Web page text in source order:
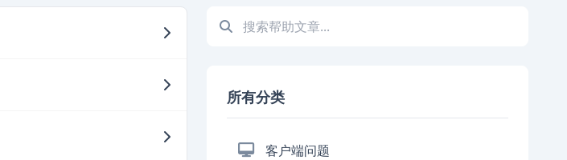
所有分类
客户端问题